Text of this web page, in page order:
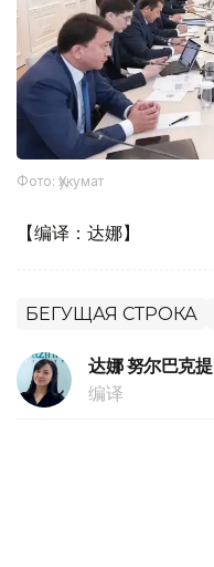
Фото: Ҳукумат
【编译：达娜】
БЕГУЩАЯ СТРОКА
达娜 努尔巴克提
编译